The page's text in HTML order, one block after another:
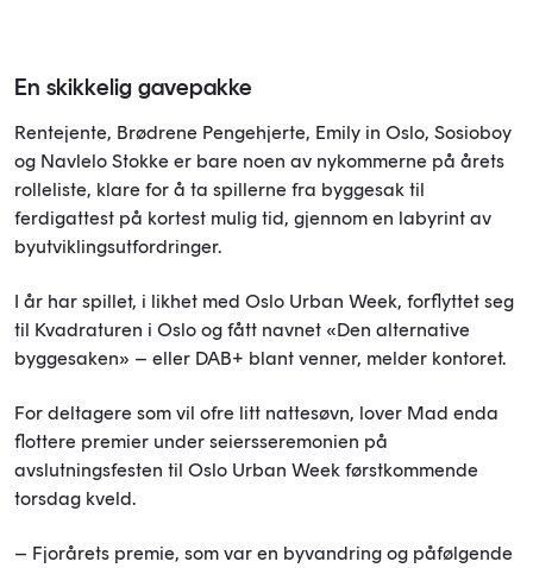
En skikkelig gavepakke
Rentejente, Brødrene Pengehjerte, Emily in Oslo, Sosioboy
og Navlelo Stokke er bare noen av nykommerne på årets
rolleliste, klare for å ta spillerne fra byggesak til
ferdigattest på kortest mulig tid, gjennom en labyrint av
byutviklingsutfordringer.
I år har spillet, i likhet med Oslo Urban Week, forflyttet seg
til Kvadraturen i Oslo og fått navnet «Den alternative
byggesaken» – eller DAB+ blant venner, melder kontoret.
For deltagere som vil ofre litt nattesøvn, lover Mad enda
flottere premier under seiersseremonien på
avslutningsfesten til Oslo Urban Week førstkommende
torsdag kveld.
– Fjorårets premie, som var en byvandring og påfølgende